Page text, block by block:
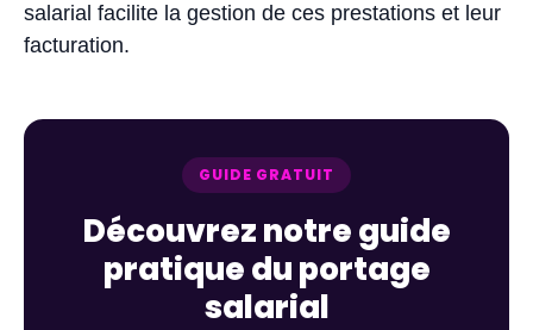
salarial facilite la gestion de ces prestations et leur
facturation.
GUIDE GRATUIT
Découvrez notre guide
pratique du portage
salarial